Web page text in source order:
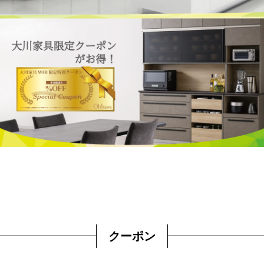
クーポン